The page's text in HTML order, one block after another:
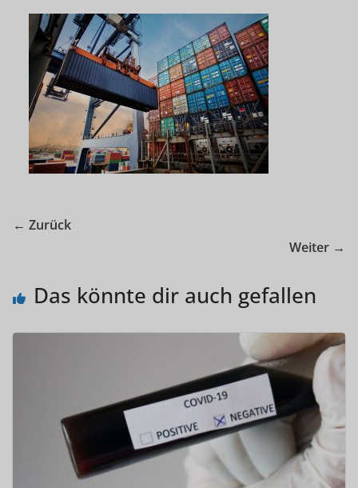
← Zurück
Weiter →
Das könnte dir auch gefallen